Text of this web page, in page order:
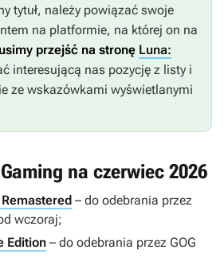
tytuł, należy powiązać swoje
na platformie, na której on na
przejść na stronę Luna:
interesującą nas pozycję z listy i
ze wskazówkami wyświetlanymi
na czerwiec 2026
– do odebrania przez
wczoraj;
Edition – do odebrania przez GOG